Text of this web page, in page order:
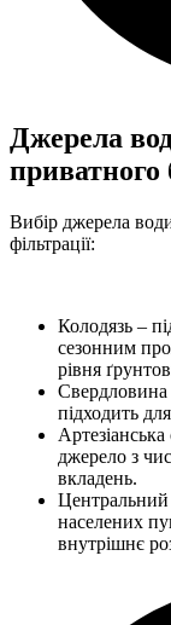
Джерела
приватного
Вибір джерела
фільтрації:
Колодязь –
сезонним
рівня
Свердловина
підходить
джерело з
вкладень.
Центральний
населених
внутрішнє